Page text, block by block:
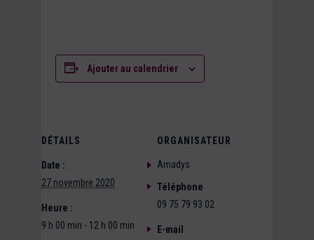
Ajouter au calendrier
DÉTAILS
Date :
27 novembre 2020
Heure :
9 h 00 min - 12 h 00 min
ORGANISATEUR
Amadys
Téléphone
09 75 79 93 02
E-mail